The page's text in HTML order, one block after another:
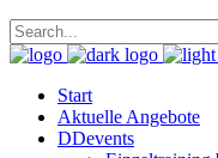
Start
Aktuelle Angebote
DDevents